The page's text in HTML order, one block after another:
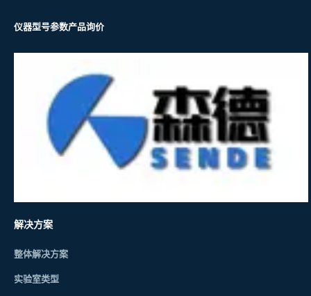
仪器型号参数产品询价
解决方案
整体解决方案
实验室类型